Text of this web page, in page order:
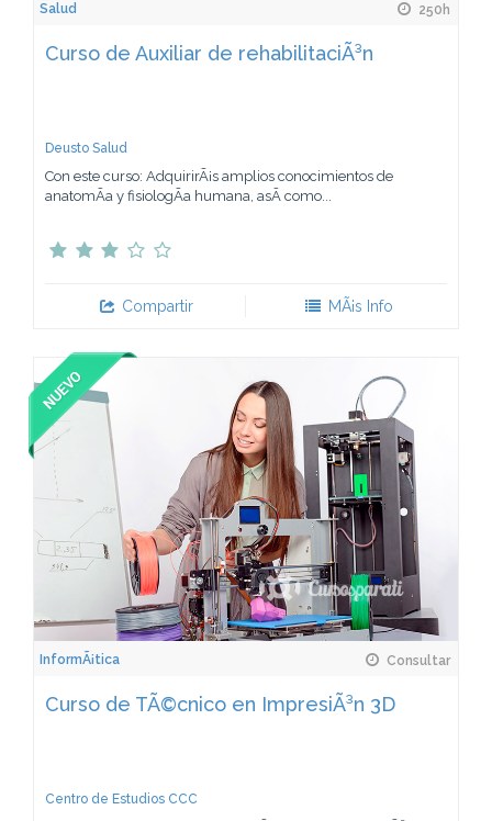
Salud 250h
Curso de Auxiliar de rehabilitaciÃ³n
Deusto Salud
Con este curso: AdquirirÃ¡s amplios conocimientos de
anatomÃ­a y fisiologÃ­a humana, asÃ­ como...
Compartir MÃ¡s Info
InformÃ¡tica Consultar
Curso de TÃ©cnico en ImpresiÃ³n 3D
Centro de Estudios CCC